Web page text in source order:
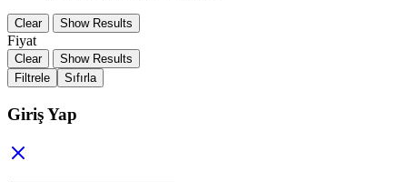
Clear Show Results
Fiyat
Clear
Show Results
Filtrele
Sıfırla
Giriş Yap